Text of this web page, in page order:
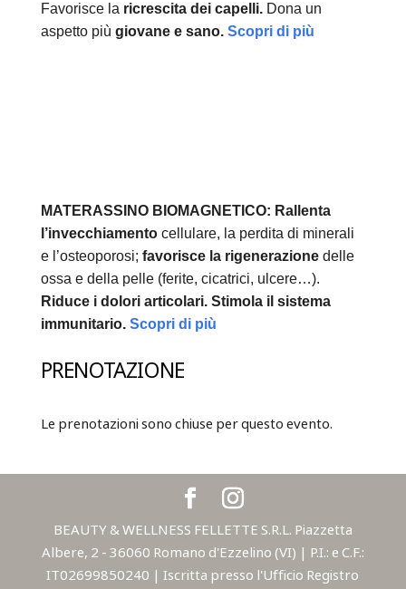
Favorisce la ricrescita dei capelli. Dona un
aspetto più giovane e sano. Scopri di più
MATERASSINO BIOMAGNETICO: Rallenta
l’invecchiamentocellulare, la perdita di minerali
e l’osteoporosi; favorisce la rigenerazionedelle
ossa e della pelle (ferite, cicatrici, ulcere…).
Riduce i dolori articolari. Stimola il sistema
immunitario. Scopri di più
PRENOTAZIONE
Le prenotazioni sono chiuse per questo evento.
BEAUTY & WELLNESS FELLETTE S.R.L. Piazzetta
Albere, 2 - 36060 Romano d'Ezzelino (VI) | P.I.: e C.F.:
IT02699850240 | Iscritta presso l'Ufficio Registro